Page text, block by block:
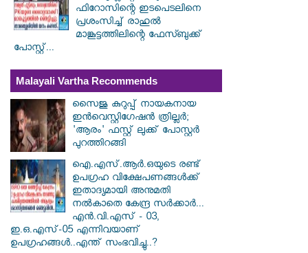
ഫിറോസിന്റെ ഇടപെടലിനെ
പ്രശംസിച്ച് രാഹുൽ
മാങ്കൂട്ടത്തിലിന്റെ ഫേസ്ബുക്ക്
പോസ്റ്റ്...
Malayali Vartha Recommends
സൈജു കുറുപ്പ് നായകനായ
ഇൻവെസ്റ്റിഗേഷൻ ത്രില്ലർ;
'ആരം' ഫസ്റ്റ് ലുക്ക് പോസ്റ്റർ
പുറത്തിറങ്ങി
ഐ.എസ്.ആർ.ഒയുടെ രണ്ട്
ഉപഗ്രഹ വിക്ഷേപണങ്ങൾക്ക്
ഇതാദ്യമായി അനുമതി
നൽകാതെ കേന്ദ്ര സർക്കാർ...
എൻ.വി.എസ് - 03,
ഇ.ഒ.എസ്-05 എന്നിവയാണ്
ഉപഗ്രഹങ്ങൾ..എന്ത് സംഭവിച്ചു..?